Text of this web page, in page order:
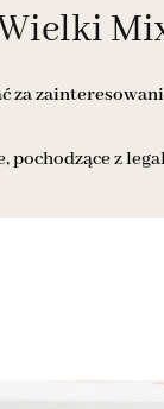
za
z